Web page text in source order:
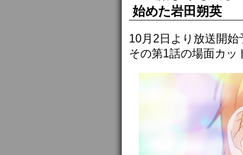
始めた岩田朔英
10月2日より放送開始
その第1話の場面カッ